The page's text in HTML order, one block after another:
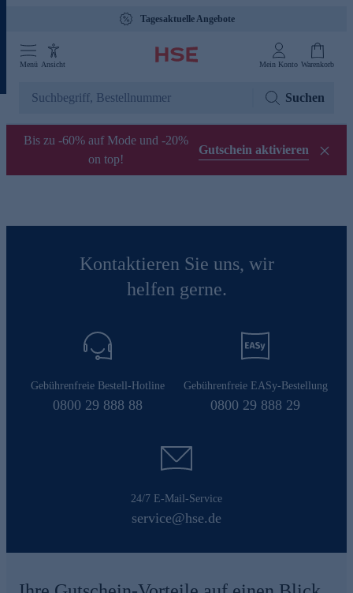
Tagesaktuelle Angebote
Menü Ansicht Mein Konto Warenkorb
Suchen
Bis zu -60% auf Mode und -20%
on top!
Gutschein aktivieren
Kontaktieren Sie uns, wir
helfen gerne.
Gebührenfreie Bestell-Hotline
0800 29 888 88
Gebührenfreie EASy-Bestellung
0800 29 888 29
24/7 E-Mail-Service
service@hse.de